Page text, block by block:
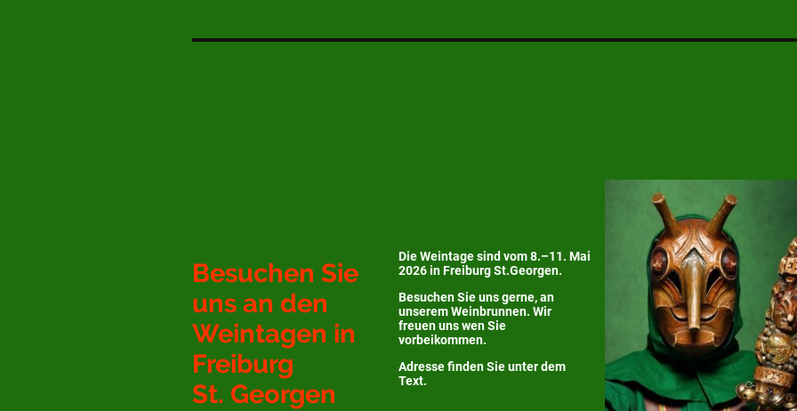
Besuchen Sie
uns an den
Weintagen in
Freiburg
St. Georgen
Die Weintage sind vom 8.–11. Mai
2026 in Freiburg St.Georgen.
Besuchen Sie uns gerne, an
unserem Weinbrunnen. Wir
freuen uns wen Sie
vorbeikommen.
Adresse finden Sie unter dem
Text.